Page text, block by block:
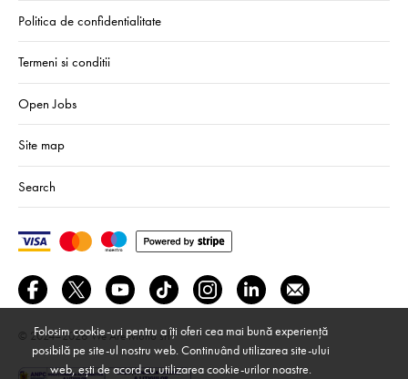
Politica de confidentialitate
Termeni si conditii
Open Jobs
Site map
Search
© 2024–2026 We Are Mono srl
Folosim cookie-uri pentru a îți oferi cea mai bună experiență
posibilă pe site-ul nostru web. Continuând utilizarea site-ului
web, ești de acord cu utilizarea cookie-urilor noastre.